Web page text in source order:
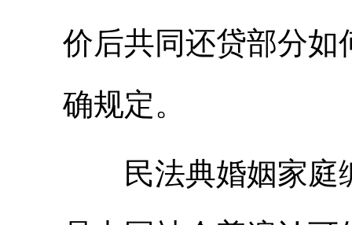
价后共同还贷部分如
确规定。
民法典婚姻家庭